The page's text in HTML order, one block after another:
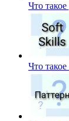
Что
Что